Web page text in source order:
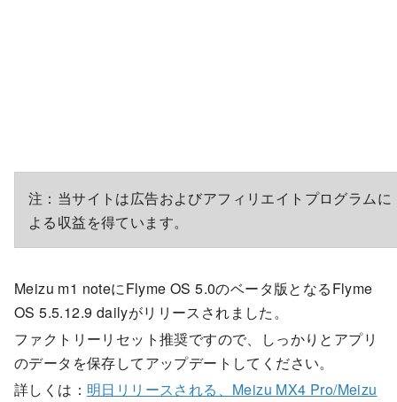
注：当サイトは広告およびアフィリエイトプログラムに
よる収益を得ています。
Meizu m1 noteにFlyme OS 5.0のベータ版となるFlyme
OS 5.5.12.9 dailyがリリースされました。
ファクトリーリセット推奨ですので、しっかりとアプリ
のデータを保存してアップデートしてください。
詳しくは： 明日リリースされる、Meizu MX4 Pro/Meizu